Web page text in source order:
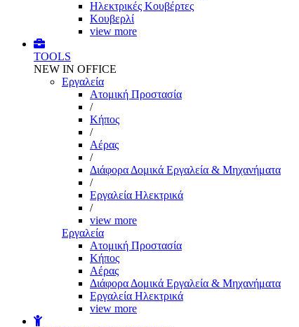
Ηλεκτρικές Κουβέρτες
Κουβερλί
view more
TOOLS
NEW IN OFFICE
Εργαλεία
Aτομική Προστασία
/
Kήπος
/
Αέρας
/
Διάφορα Δομικά Εργαλεία & Μηχανήματα
/
Εργαλεία Ηλεκτρικά
/
view more
Εργαλεία
Aτομική Προστασία
Kήπος
Αέρας
Διάφορα Δομικά Εργαλεία & Μηχανήματα
Εργαλεία Ηλεκτρικά
view more